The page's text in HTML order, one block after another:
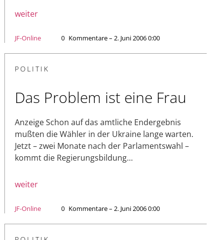
weiter
JF-Online 0 Kommentare – 2. Juni 2006 0:00
POLITIK
Das Problem ist eine Frau
Anzeige Schon auf das amtliche Endergebnis
mußten die Wähler in der Ukraine lange warten.
Jetzt – zwei Monate nach der Parlamentswahl –
kommt die Regierungsbildung…
weiter
JF-Online 0 Kommentare – 2. Juni 2006 0:00